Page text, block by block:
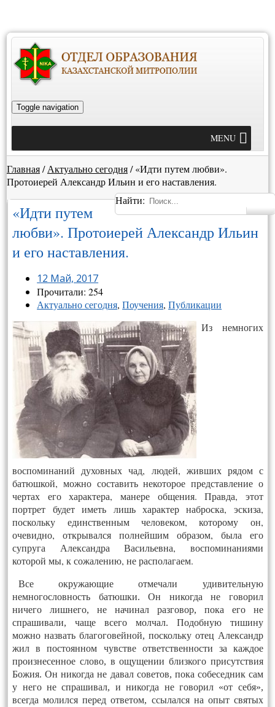
Toggle navigation
MENU
Главная/ Актуально сегодня/ «Идти путем любви».
Протоиерей Александр Ильин и его наставления.
Найти:
«Идти путем
любви». Протоиерей Александр Ильин
и его наставления.
12 Май, 2017
Прочитали: 254
Актуально сегодня,Поучения,Публикации
Из немногих
воспоминаний духовных чад, людей, живших рядом с
батюшкой, можно составить некоторое представление о
чертах его характера, манере общения. Правда, этот
портрет будет иметь лишь характер наброска, эскиза,
поскольку единственным человеком, которому он,
очевидно, открывался полнейшим образом, была его
супруга Александра Васильевна, воспоминаниями
которой мы, к сожалению, не располагаем.
Все окружающие отмечали удивительную
немногословность батюшки. Он никогда не говорил
ничего лишнего, не начинал разговор, пока его не
спрашивали, чаще всего молчал. Подобную тишину
можно назвать благоговейной, поскольку отец Александр
жил в постоянном чувстве ответственности за каждое
произнесенное слово, в ощущении близкого присутствия
Божия. Он никогда не давал советов, пока собеседник сам
у него не спрашивал, и никогда не говорил «от себя»,
всегда молился перед ответом, ссылался на опыт святых